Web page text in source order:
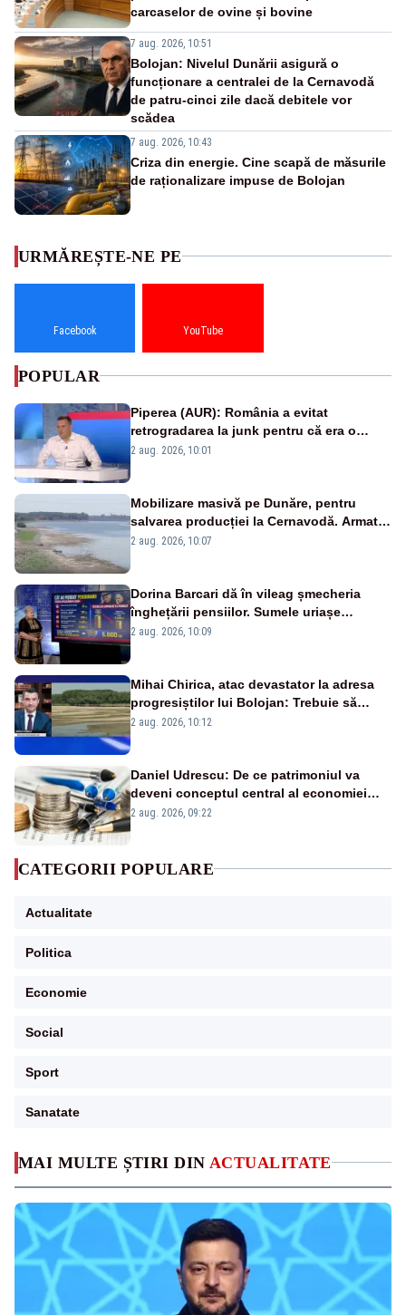
carcaselor de ovine și bovine
7 aug. 2026, 10:51
Bolojan: Nivelul Dunării asigură o
funcționare a centralei de la Cernavodă
de patru-cinci zile dacă debitele vor
scădea
7 aug. 2026, 10:43
Criza din energie. Cine scapă de măsurile
de raționalizare impuse de Bolojan
MAI MULTE ȘTIRI DIN ACTUALITATE
URMĂREȘTE-NE PE
Facebook YouTube
POPULAR
Piperea (AUR): România a evitat
retrogradarea la junk pentru că era o
catastrofă pentru bănci și fondurile de
2 aug. 2026, 10:01
Mobilizare masivă pe Dunăre, pentru
salvarea producției la Cernavodă. Armata
va detona o stâncă și va devia apa
2 aug. 2026, 10:07
Dorina Barcari dă în vileag șmecheria
înghețării pensiilor. Sumele uriașe
pierdute de fiecare român
2 aug. 2026, 10:09
Mihai Chirica, atac devastator la adresa
progresiștilor lui Bolojan: Trebuie să
protejăm și natura, dar nu șținem omaneii
2 aug. 2026, 10:12
Daniel Udrescu: De ce patrimoniul va
deveni conceptul central al economiei
viitoare?
2 aug. 2026, 09:22
CATEGORII POPULARE
Actualitate
Politica
Economie
Social
Sport
Sanatate